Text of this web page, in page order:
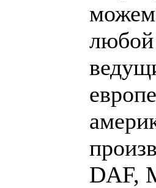
можем
любой
DAF,